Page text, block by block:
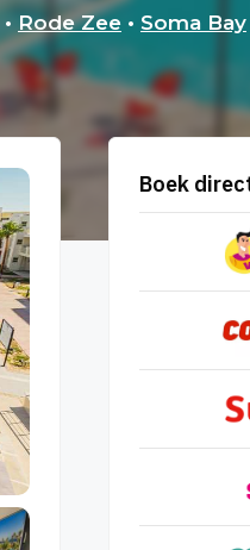
• Rode Zee • Soma Bay
Boek